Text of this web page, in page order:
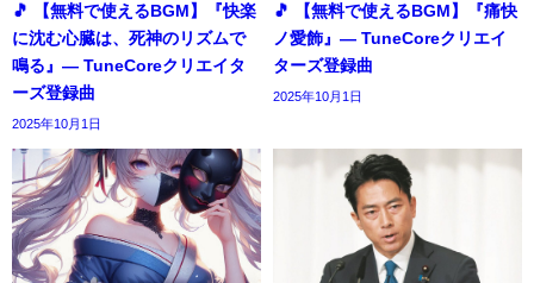
🎵 【無料で使えるBGM】『快楽
に沈む心臓は、死神のリズムで
鳴る』― TuneCoreクリエイタ
ーズ登録曲
2025年10月1日
🎵 【無料で使えるBGM】『痛快
ノ愛飾』― TuneCoreクリエイ
ターズ登録曲
2025年10月1日